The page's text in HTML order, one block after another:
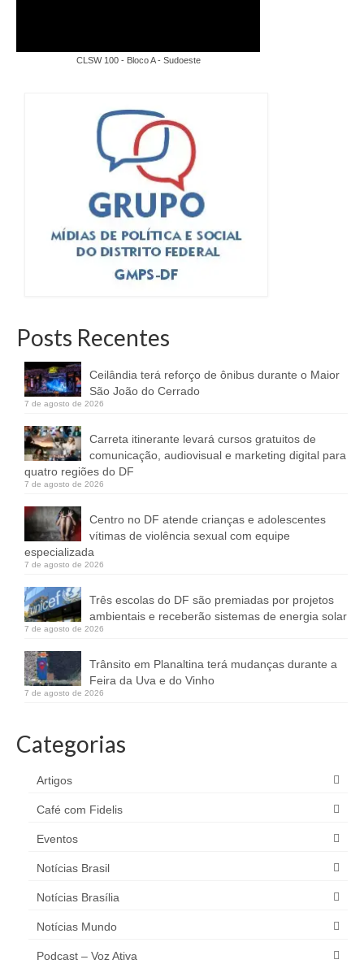
CLSW 100 - Bloco A - Sudoeste
Posts Recentes
Ceilândia terá reforço de ônibus durante o Maior
São João do Cerrado
7 de agosto de 2026
Carreta itinerante levará cursos gratuitos de
comunicação, audiovisual e marketing digital para
quatro regiões do DF
7 de agosto de 2026
Centro no DF atende crianças e adolescentes
vítimas de violência sexual com equipe
especializada
7 de agosto de 2026
Três escolas do DF são premiadas por projetos
ambientais e receberão sistemas de energia solar
7 de agosto de 2026
Trânsito em Planaltina terá mudanças durante a
Feira da Uva e do Vinho
7 de agosto de 2026
Categorias
Artigos
Café com Fidelis
Eventos
Notícias Brasil
Notícias Brasília
Notícias Mundo
Podcast – Voz Ativa